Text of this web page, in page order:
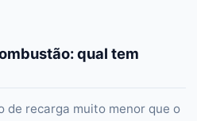
qual tem
de recarga muito menor que o